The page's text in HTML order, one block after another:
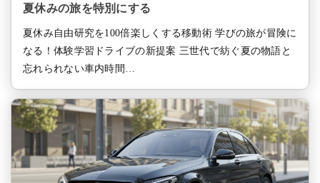
夏休みの旅を特別にする
夏休み自由研究を100倍楽しくする移動術 学びの旅が冒険に
なる！体験学習ドライブの新提案 三世代で紡ぐ夏の物語と
忘れられない車内時間…